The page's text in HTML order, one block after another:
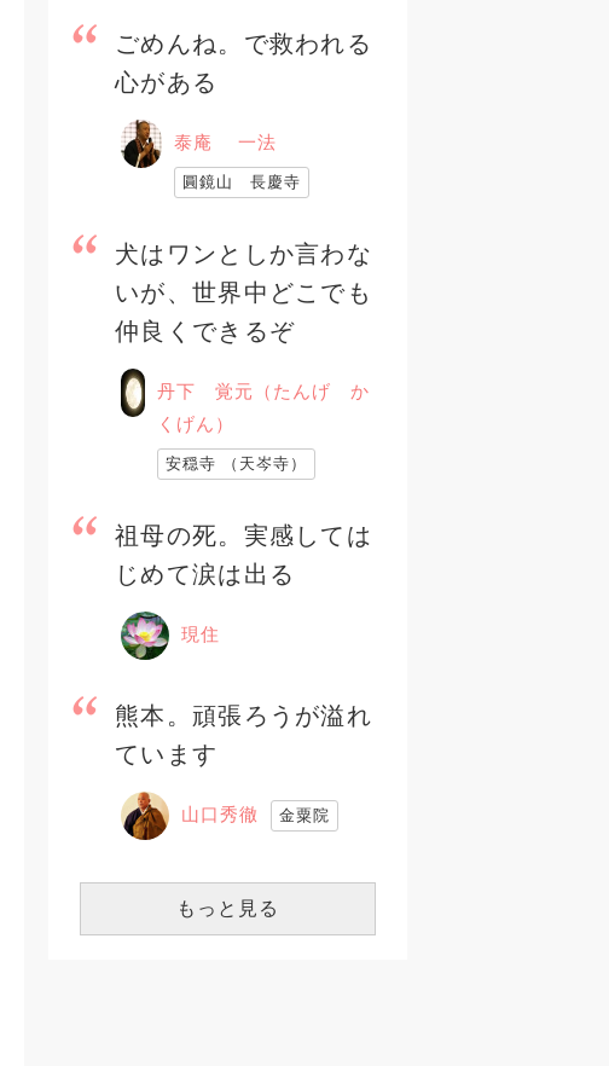
ごめんね。で救われる
心がある
泰庵 一法
圓鏡山 長慶寺
犬はワンとしか言わな
いが、世界中どこでも
仲良くできるぞ
丹下 覚元（たんげ か
くげん）
安穏寺 （天岑寺）
祖母の死。実感しては
じめて涙は出る
現住
熊本。頑張ろうが溢れ
ています
山口秀徹 金粟院
もっと見る